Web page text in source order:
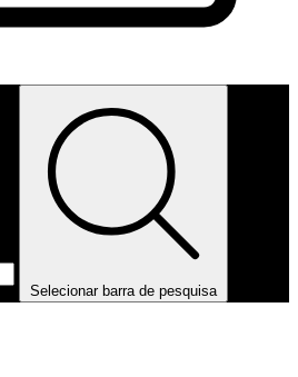
Selecionar barra de pesquisa